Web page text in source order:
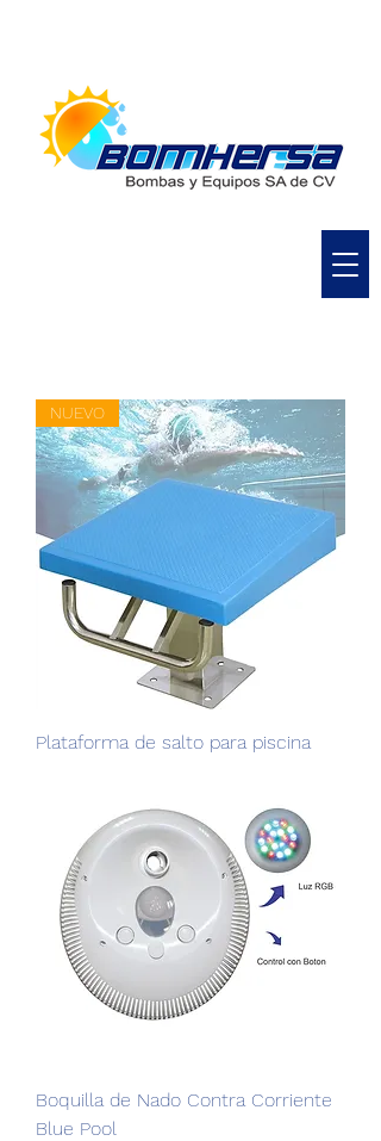
NUEVO
Plataforma de salto para piscina
Boquilla de Nado Contra Corriente
Blue Pool